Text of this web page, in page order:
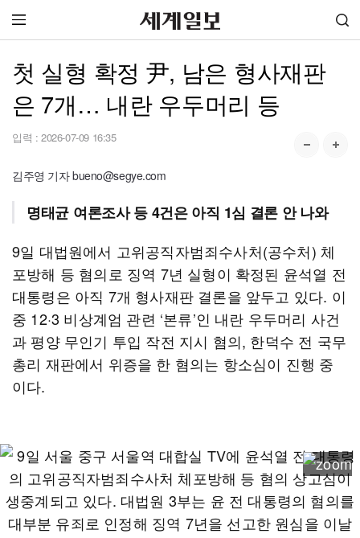
첫 실형 확정 尹, 남은 형사재판
은 7개… 내란 우두머리 등
입력 : 2026-07-09 16:35
김주영 기자 bueno@segye.com
명태균 여론조사 등 4건은 아직 1심 결론 안 나와
9일 대법원에서 고위공직자범죄수사처(공수처) 체
포방해 등 혐의로 징역 7년 실형이 확정된 윤석열 전
대통령은 아직 7개 형사재판 결론을 앞두고 있다. 이
중 12·3 비상계엄 관련 ‘본류’인 내란 우두머리 사건
과 평양 무인기 투입 작전 지시 혐의, 한덕수 전 국무
총리 재판에서 위증을 한 혐의는 항소심이 진행 중
이다.